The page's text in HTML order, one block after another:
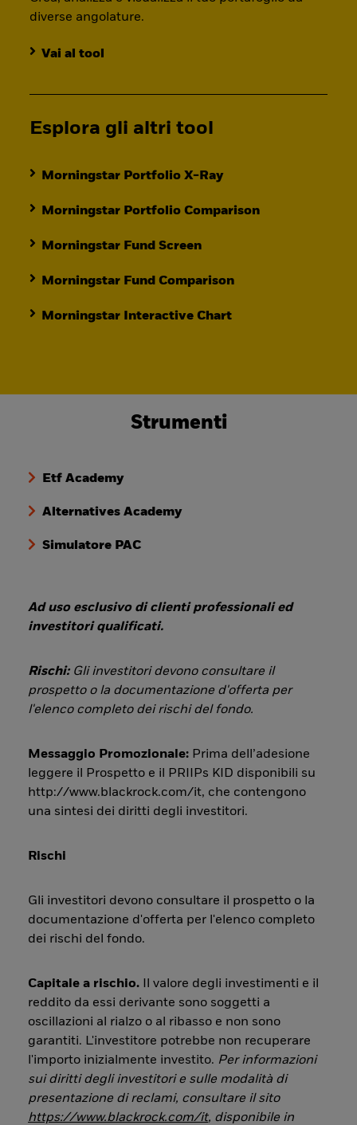
diverse angolature.
Vai al tool
Esplora gli altri tool
Morningstar Portfolio X-Ray
Morningstar Portfolio Comparison
Morningstar Fund Screen
Morningstar Fund Comparison
Morningstar Interactive Chart
Strumenti
Etf Academy
Alternatives Academy
Simulatore PAC
Ad uso esclusivo di clienti professionali ed
investitori qualificati.
Rischi: Gli investitori devono consultare il
prospetto o la documentazione d'offerta per
l'elenco completo dei rischi del fondo.
Messaggio Promozionale: Prima dell’adesione
leggere il Prospetto e il PRIIPs KID disponibili su
http://www.blackrock.com/it, che contengono
una sintesi dei diritti degli investitori.
Rischi
Gli investitori devono consultare il prospetto o la
documentazione d'offerta per l'elenco completo
dei rischi del fondo.
Capitale a rischio. Il valore degli investimenti e il
reddito da essi derivante sono soggetti a
oscillazioni al rialzo o al ribasso e non sono
garantiti. L'investitore potrebbe non recuperare
l'importo inizialmente investito. Per informazioni
sui diritti degli investitori e sulle modalità di
presentazione di reclami, consultare il sito
https://www.blackrock.com/it, disponibile in